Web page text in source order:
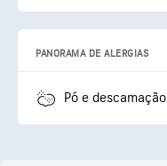
PANORAMA DE ALERGIAS
Pó e descamação